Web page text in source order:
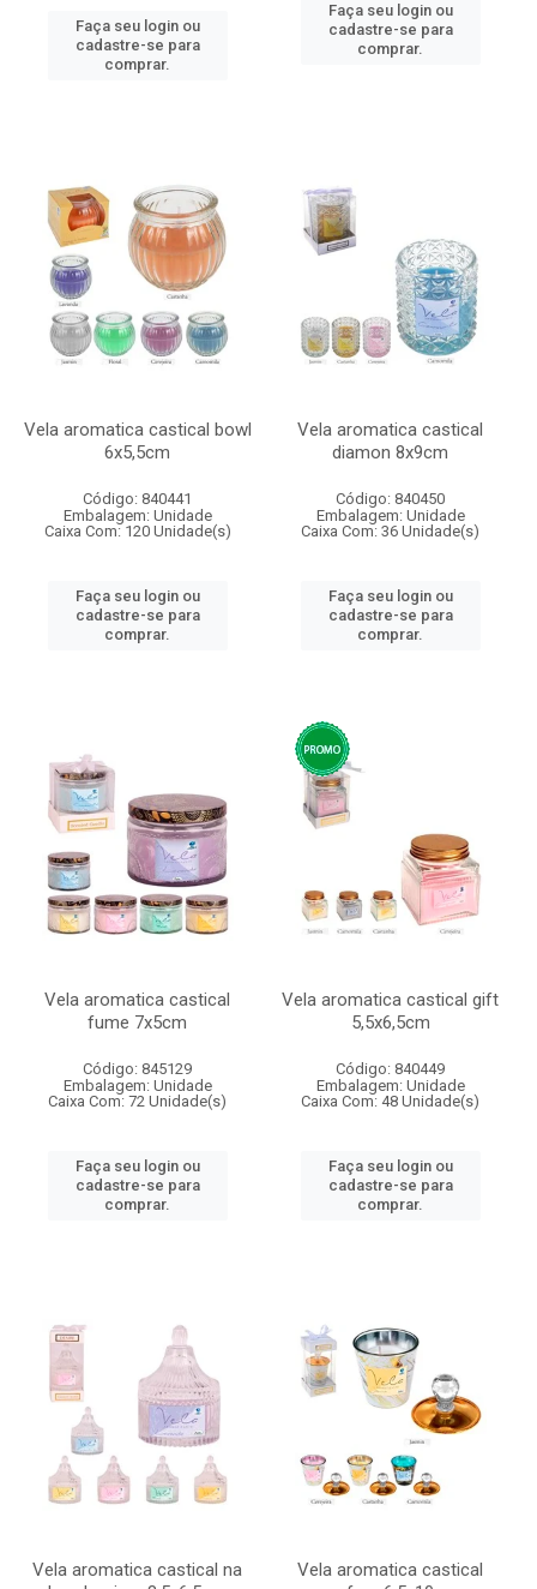
Faça seu login ou
cadastre-se para
comprar.
Faça seu login ou
cadastre-se para
comprar.
Vela aromatica castical bowl
6x5,5cm
Código: 840441
Embalagem: Unidade
Caixa Com: 120 Unidade(s)
Faça seu login ou
cadastre-se para
comprar.
Vela aromatica castical
diamon 8x9cm
Código: 840450
Embalagem: Unidade
Caixa Com: 36 Unidade(s)
Faça seu login ou
cadastre-se para
comprar.
Vela aromatica castical
fume 7x5cm
Código: 845129
Embalagem: Unidade
Caixa Com: 72 Unidade(s)
Faça seu login ou
cadastre-se para
comprar.
Vela aromatica castical gift
5,5x6,5cm
Código: 840449
Embalagem: Unidade
Caixa Com: 48 Unidade(s)
Faça seu login ou
cadastre-se para
comprar.
Vela aromatica castical na
Vela aromatica castical